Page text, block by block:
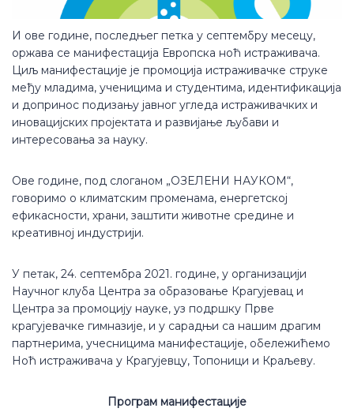
И ове године, последњег петка у септембру месецу,
оржава се манифестација Европска ноћ истраживача.
Циљ манифестације је промоција истраживачке струке
међу младима, ученицима и студентима, идентификација
и допринос подизању јавног угледа истраживачких и
иновацијских пројектата и развијање љубави и
интересовања за науку.
Ове године, под слоганом „ОЗЕЛЕНИ НАУКОМ“,
говоримо о климатским променама, енергетској
ефикасности, храни, заштити животне средине и
креативној индустрији.
У петак, 24. септембра 2021. године, у организацији
Научног клуба Центра за образовање Крагујевац и
Центра за промоцију науке, уз подршку Прве
крагујевачке гимназије, и у сарадњи са нашим драгим
партнерима, учесницима манифестације, обележићемо
Ноћ истраживача у Крагујевцу, Топоници и Краљеву.
Програм манифестације